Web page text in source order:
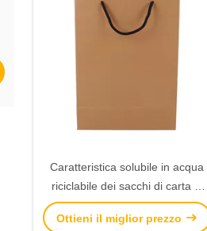
Caratteristica solubile in acqua
riciclabile dei sacchi di carta di
Brown stampata abitudine della
maniglia del cotone
Ottieni il miglior prezzo